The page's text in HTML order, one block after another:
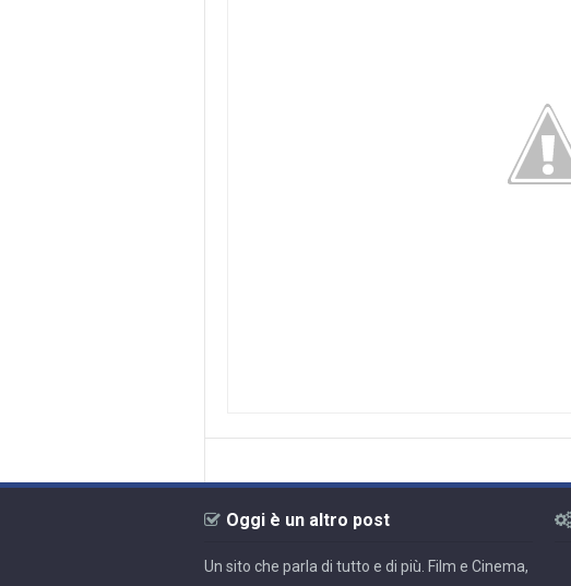
Oggi è un altro post
Un sito che parla di tutto e di più. Film e Cinema,